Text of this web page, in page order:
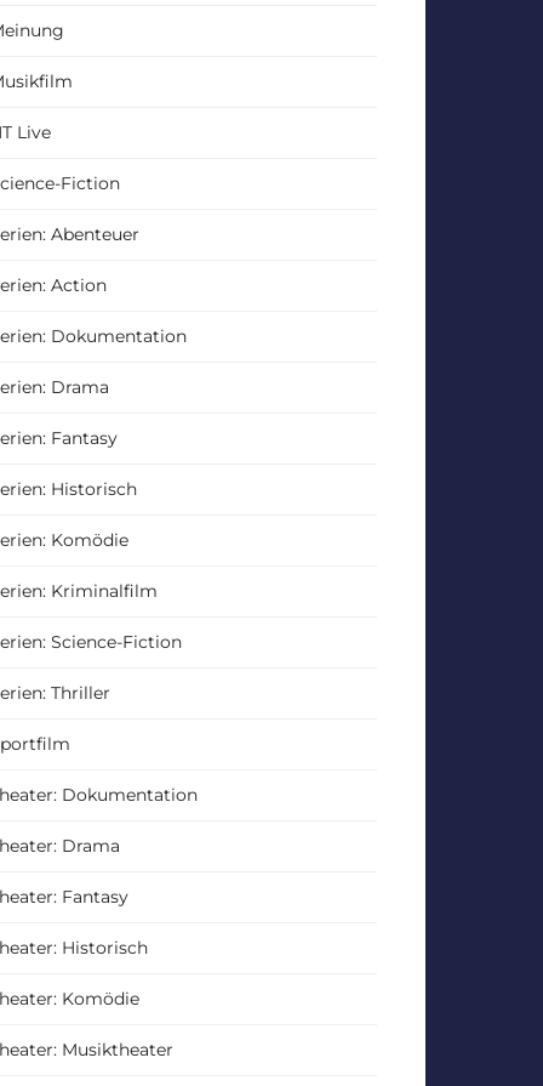
Live
Fiction
Abenteuer
Action
Dokumentation
Drama
Fantasy
Historisch
Komödie
Kriminalfilm
Science-Fiction
Thriller
Dokumentation
Drama
Fantasy
Historisch
Komödie
Musiktheater